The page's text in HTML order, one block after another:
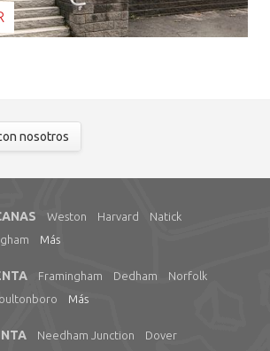
nosotros
Weston Harvard
Natick
Más
Framingham Dedham
Norfolk
Más
Needham Junction
Dover